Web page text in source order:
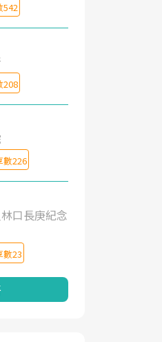
542
208
數226
口長庚紀念
數23